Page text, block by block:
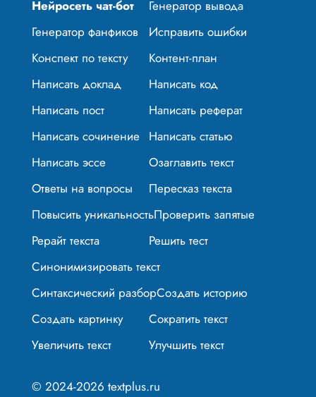
Нейросеть чат-бот
Генератор вывода
Генератор фанфиков
Исправить ошибки
Конспект по тексту
Контент-план
Написать доклад
Написать код
Написать пост
Написать реферат
Написать сочинение Написать статью
Написать эссе
Озаглавить текст
Ответы на вопросы
Пересказ текста
Повысить уникальностьПроверить запятые
Рерайт текста
Решить тест
Синонимизировать текст
Синтаксический разборСоздать историю
Создать картинку
Сократить текст
Увеличить текст
Улучшить текст
© 2024-2026 textplus.ru